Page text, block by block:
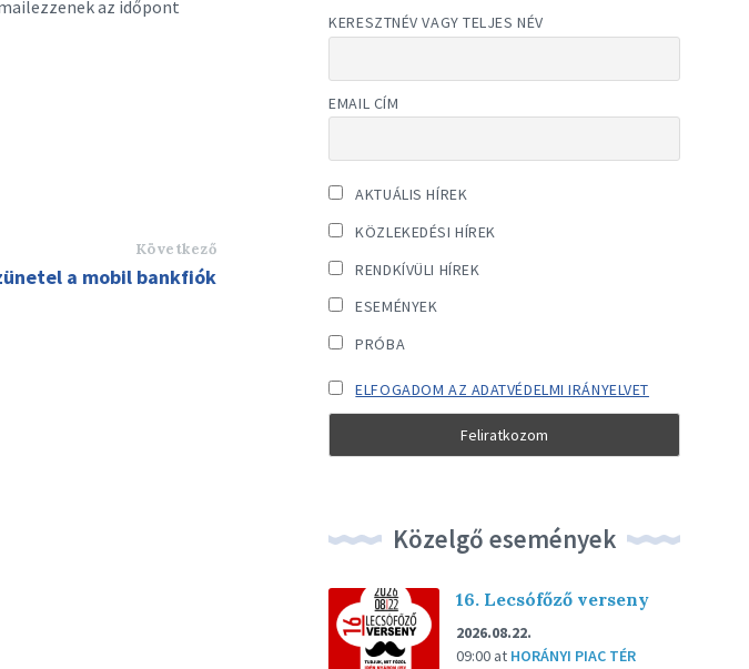
az időpont
Következő
a mobil bankfiók
KERESZTNÉV VAGY TELJES NÉV
EMAIL CÍM
AKTUÁLIS HÍREK
KÖZLEKEDÉSI HÍREK
RENDKÍVÜLI HÍREK
ESEMÉNYEK
PRÓBA
ELFOGADOM AZ ADATVÉDELMI IRÁNYELVET
Közelgő események
16. Lecsófőző verseny
2026.08.22.
09:00 at HORÁNYI PIAC TÉR